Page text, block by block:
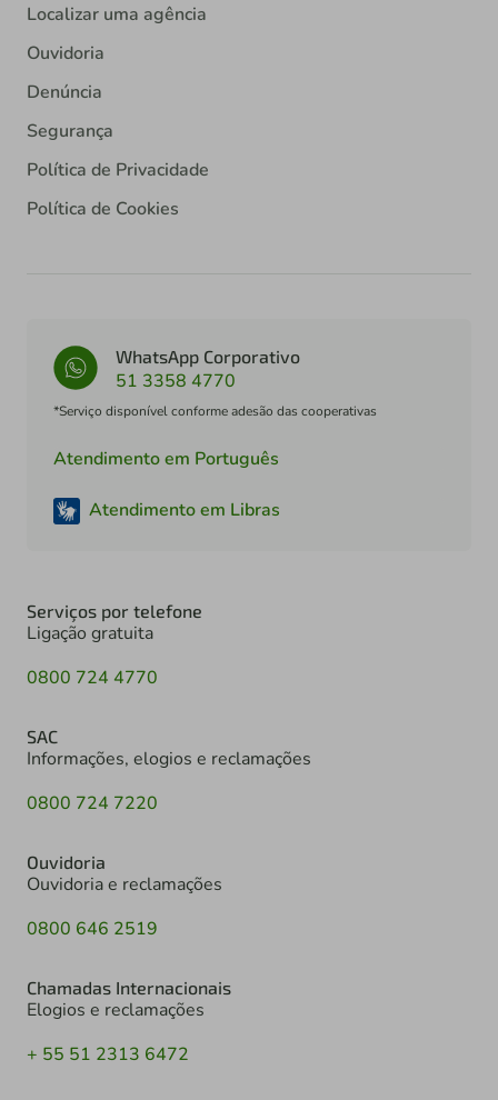
Localizar uma agência
Ouvidoria
Denúncia
Segurança
Política de Privacidade
Política de Cookies
WhatsApp Corporativo
51 3358 4770
*Serviço disponível conforme adesão das cooperativas
Atendimento em Português
Atendimento em Libras
Serviços por telefone
Ligação gratuita
0800 724 4770
SAC
Informações, elogios e reclamações
0800 724 7220
Ouvidoria
Ouvidoria e reclamações
0800 646 2519
Chamadas Internacionais
Elogios e reclamações
+ 55 51 2313 6472